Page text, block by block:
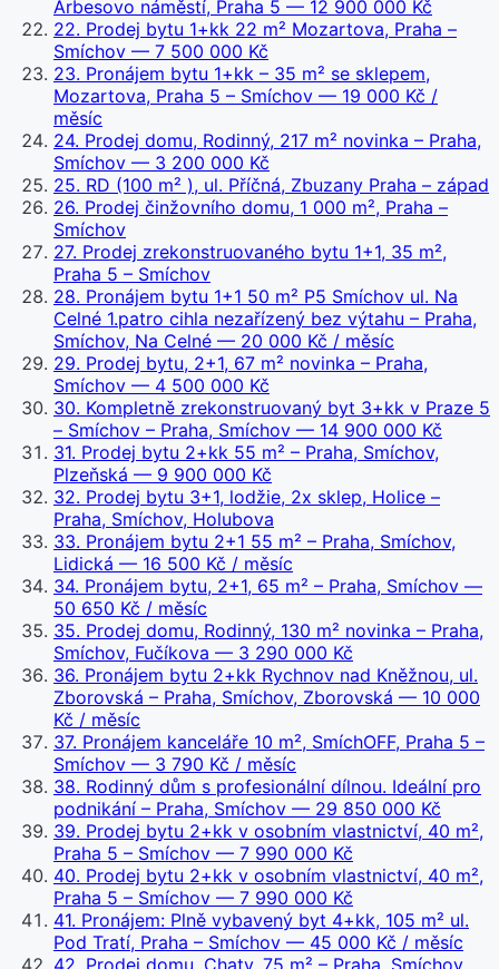
Arbesovo náměstí, Praha 5 — 12 900 000 Kč
22. Prodej bytu 1+kk 22 m² Mozartova, Praha –
Smíchov — 7 500 000 Kč
23. Pronájem bytu 1+kk – 35 m² se sklepem,
Mozartova, Praha 5 – Smíchov — 19 000 Kč /
měsíc
24. Prodej domu, Rodinný, 217 m² novinka – Praha,
Smíchov — 3 200 000 Kč
25. RD (100 m² ), ul. Příčná, Zbuzany Praha – západ
26. Prodej činžovního domu, 1 000 m², Praha –
Smíchov
27. Prodej zrekonstruovaného bytu 1+1, 35 m²,
Praha 5 – Smíchov
28. Pronájem bytu 1+1 50 m² P5 Smíchov ul. Na
Celné 1.patro cihla nezařízený bez výtahu – Praha,
Smíchov, Na Celné — 20 000 Kč / měsíc
29. Prodej bytu, 2+1, 67 m² novinka – Praha,
Smíchov — 4 500 000 Kč
30. Kompletně zrekonstruovaný byt 3+kk v Praze 5
– Smíchov – Praha, Smíchov — 14 900 000 Kč
31. Prodej bytu 2+kk 55 m² – Praha, Smíchov,
Plzeňská — 9 900 000 Kč
32. Prodej bytu 3+1, lodžie, 2x sklep, Holice –
Praha, Smíchov, Holubova
33. Pronájem bytu 2+1 55 m² – Praha, Smíchov,
Lidická — 16 500 Kč / měsíc
34. Pronájem bytu, 2+1, 65 m² – Praha, Smíchov —
50 650 Kč / měsíc
35. Prodej domu, Rodinný, 130 m² novinka – Praha,
Smíchov, Fučíkova — 3 290 000 Kč
36. Pronájem bytu 2+kk Rychnov nad Kněžnou, ul.
Zborovská – Praha, Smíchov, Zborovská — 10 000
Kč / měsíc
37. Pronájem kanceláře 10 m², SmíchOFF, Praha 5 –
Smíchov — 3 790 Kč / měsíc
38. Rodinný dům s profesionální dílnou. Ideální pro
podnikání – Praha, Smíchov — 29 850 000 Kč
39. Prodej bytu 2+kk v osobním vlastnictví, 40 m²,
Praha 5 – Smíchov — 7 990 000 Kč
40. Prodej bytu 2+kk v osobním vlastnictví, 40 m²,
Praha 5 – Smíchov — 7 990 000 Kč
41. Pronájem: Plně vybavený byt 4+kk, 105 m² ul.
Pod Tratí, Praha – Smíchov — 45 000 Kč / měsíc